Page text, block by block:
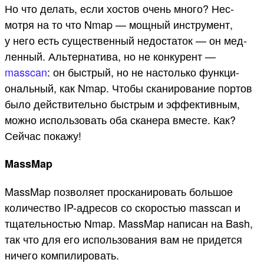
Но что делать, если хос­тов очень мно­го? Нес­
мотря на то что Nmap — мощ­ный инс­тру­мент,
у него есть сущес­твен­ный недос­таток — он мед­
ленный. Аль­тер­натива, но не кон­курент —
masscan: он быс­трый, но не нас­толь­ко фун­кци­
ональ­ный, как Nmap. Что­бы ска­ниро­вание пор­тов
было дей­стви­тель­но быс­трым и эффектив­ным,
мож­но исполь­зовать оба ска­нера вмес­те. Как?
Сей­час покажу!
MassMap
MassMap поз­воля­ет прос­каниро­вать боль­шое
количес­тво IP-адре­сов со ско­ростью masscan и
тща­тель­ностью Nmap. MassMap написан на Bash,
так что для его исполь­зования вам не при­дет­ся
ничего ком­пилиро­вать.